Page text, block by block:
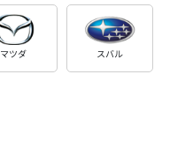
マツダ スバル